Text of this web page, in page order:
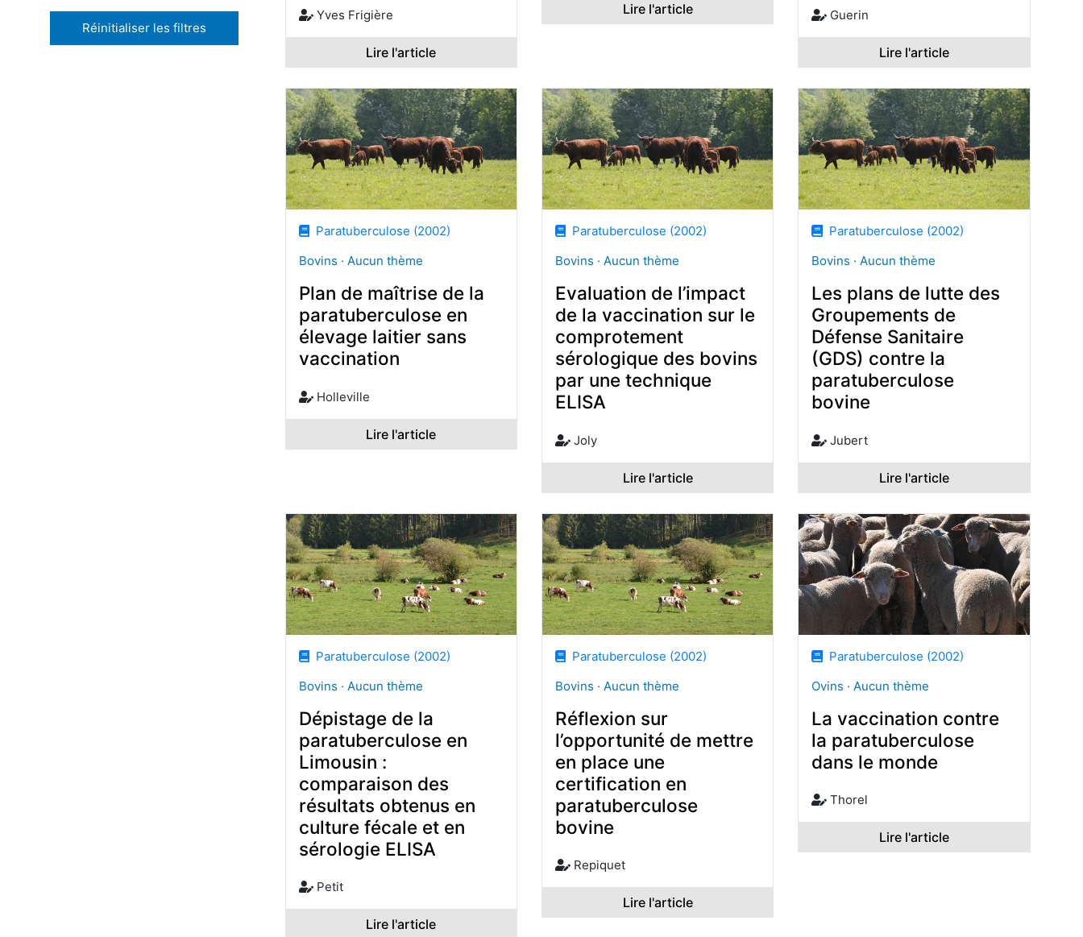
Réinitialiser les filtres
Yves Frigière
Lire l'article
Lire l'article Guerin
Lire l'article
Paratuberculose (2002)
Bovins · Aucun thème
Plan de maîtrise de la
paratuberculose en
élevage laitier sans
vaccination
Holleville
Lire l'article
Paratuberculose (2002)
Bovins · Aucun thème
Evaluation de l’impact
de la vaccination sur le
comprotement
sérologique des bovins
par une technique
ELISA
Joly
Lire l'article
Paratuberculose (2002)
Bovins · Aucun thème
Les plans de lutte des
Groupements de
Défense Sanitaire
(GDS) contre la
paratuberculose
bovine
Jubert
Lire l'article
Paratuberculose (2002)
Bovins · Aucun thème
Dépistage de la
paratuberculose en
Limousin :
comparaison des
résultats obtenus en
culture fécale et en
sérologie ELISA
Petit
Lire l'article
Paratuberculose (2002)
Bovins · Aucun thème
Réflexion sur
l’opportunité de mettre
en place une
certification en
paratuberculose
bovine
Repiquet
Lire l'article
Paratuberculose (2002)
Ovins · Aucun thème
La vaccination contre
la paratuberculose
dans le monde
Thorel
Lire l'article